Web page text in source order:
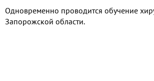
Одновременно проводится обучение
Запорожской области.